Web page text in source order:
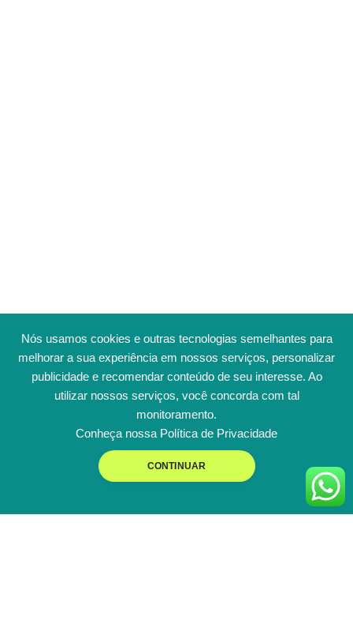
Nós usamos cookies e outras tecnologias semelhantes para
melhorar a sua experiência em nossos serviços, personalizar
publicidade e recomendar conteúdo de seu interesse. Ao
utilizar nossos serviços, você concorda com tal
monitoramento.
Conheça nossa Política de Privacidade
CONTINUAR